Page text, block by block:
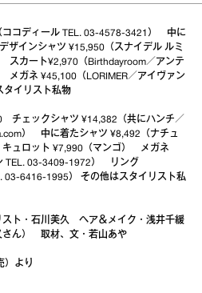
ココディール TEL. 03-4578-3421） 中に
インシャツ ¥15,950（スナイデル ルミ
スカート¥2,970（Birthdayroom／アンテ
ガネ ¥45,100（LORIMER／アイヴァン
タイリスト私物
チェックシャツ ¥14,382（共にハンチ／
） 中に着たシャツ ¥8,492（ナチュ
ュロット ¥7,990（マンゴ） メガネ
TEL. 03-3409-1972） リング
03-6416-1995） その他はスタイリスト私
ト・石川美久 ヘア＆メイク・浅井千緩
さん） 取材、文・若山あや
）より